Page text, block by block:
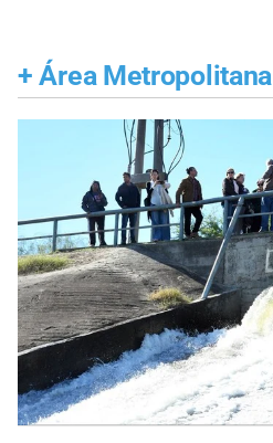
+ Área Metropolitana